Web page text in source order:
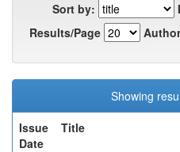
Sort by:
Results/Page
Showing
Issue
Date
Title